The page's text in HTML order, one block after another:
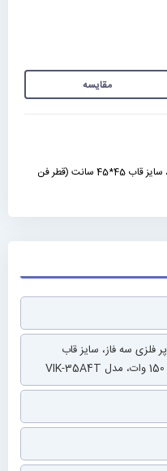
مقایسه
فن آکسیال صنعتی ایلکا هفت پر فلزی سه فاز، سایز قاب 45*45 سانت (قطر فن
فلزی سه فاز، سایز قاب